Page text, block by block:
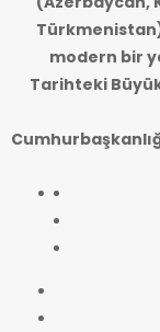
modern bir
Tarihteki